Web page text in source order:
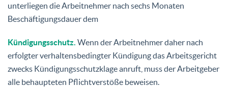
unterliegen die Arbeitnehmer nach sechs Monaten
Beschäftigungsdauer dem
Kündigungsschutz. Wenn der Arbeitnehmer daher nach
erfolgter verhaltensbedingter Kündigung das Arbeitsgericht
zwecks Kündigungsschutzklage anruft, muss der Arbeitgeber
alle behaupteten Pflichtverstöße beweisen.